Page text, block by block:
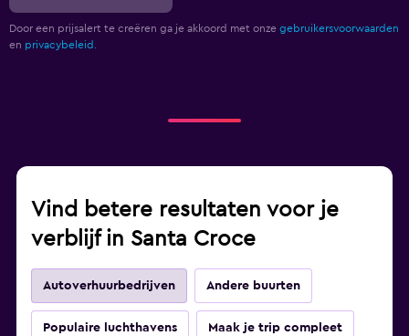
Door een prijsalert te creëren ga je akkoord met onze gebruikersvoorwaarden
en privacybeleid.
Vind betere resultaten voor je
verblijf in Santa Croce
Autoverhuurbedrijven Andere buurten
Populaire luchthavens Maak je trip compleet